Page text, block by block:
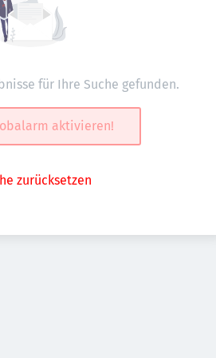
für Ihre Suche gefunden.
aktivieren!
zurücksetzen